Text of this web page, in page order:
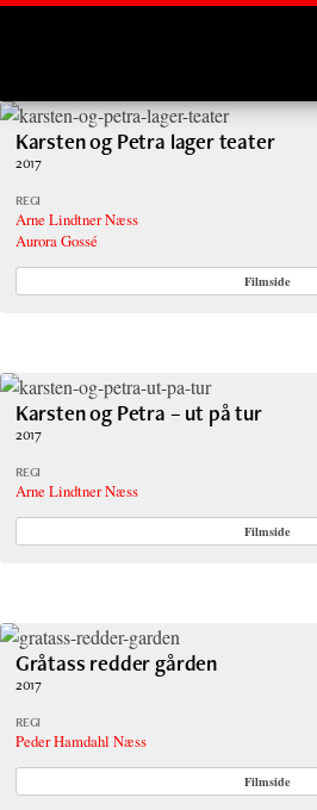
Karsten og Petra lager teater
2017
REGI
Arne Lindtner Næss
Aurora Gossé
Filmside
Karsten og Petra – ut på tur
2017
REGI
Arne Lindtner Næss
Filmside
Gråtass redder gården
2017
REGI
Peder Hamdahl Næss
Filmside